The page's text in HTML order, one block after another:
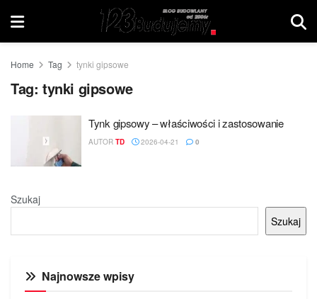
Home Tag tynki gipsowe
Tag: tynki gipsowe
Tynk gipsowy – właściwości i zastosowanie
AUTOR TD 2026-04-21 0
Szukaj
Szukaj
Najnowsze wpisy